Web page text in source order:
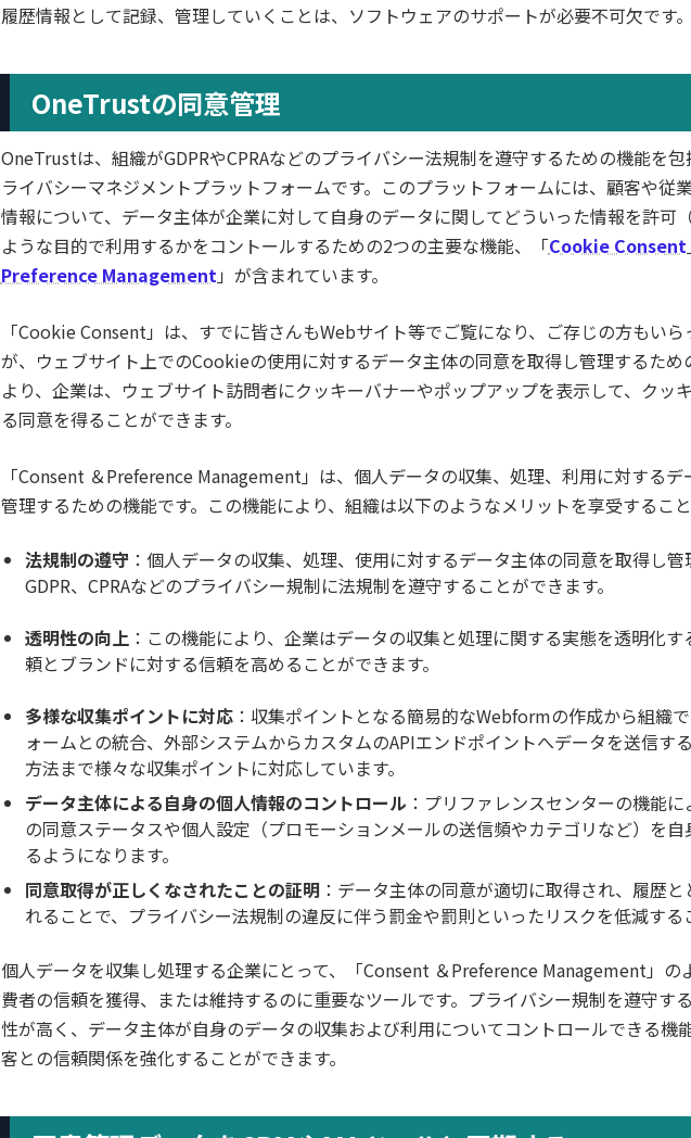
履歴情報として記録、管理していくことは、ソフトウェアのサポートが必要不可欠です。
OneTrustの同意管理
OneTrustは、組織がGDPRやCPRAなどのプライバシー法規制を遵守するための機能を
ライバシーマネジメントプラットフォームです。このプラットフォームには、顧客や従
情報について、データ主体が企業に対して自身のデータに関してどういった情報を許可
ような目的で利用するかをコントールするための2つの主要な機能、「Cookie Consent
Preference Management 」が含まれています。
「Cookie Consent」は、すでに皆さんもWebサイト等でご覧になり、ご存じの方もい
が、ウェブサイト上でのCookieの使用に対するデータ主体の同意を取得し管理するため
より、企業は、ウェブサイト訪問者にクッキーバナーやポップアップを表示して、クッ
る同意を得ることができます。
「Consent ＆Preference Management」は、個人データの収集、処理、利用に対する
管理するための機能です。この機能により、組織は以下のようなメリットを享受すること
法規制の遵守：個人データの収集、処理、使用に対するデータ主体の同意を取得し
GDPR、CPRAなどのプライバシー規制に法規制を遵守することができます。
透明性の向上 ：この機能により、企業はデータの収集と処理に関する実態を透明化
頼とブランドに対する信頼を高めることができます。
多様な収集ポイントに対応：収集ポイントとなる簡易的なWebformの作成から組織
ォームとの統合、外部システムからカスタムのAPIエンドポイントへデータを送信す
方法まで様々な収集ポイントに対応しています。
データ主体による自身の個人情報のコントロール ：プリファレンスセンターの機能
の同意ステータスや個人設定（プロモーションメールの送信頻やカテゴリなど）を
るようになります。
同意取得が正しくなされたことの証明 ：データ主体の同意が適切に取得され、履歴
れることで、プライバシー法規制の違反に伴う罰金や罰則といったリスクを低減する
個人データを収集し処理する企業にとって、「Consent ＆Preference Management」の
費者の信頼を獲得、または維持するのに重要なツールです。プライバシー規制を遵守す
性が高く、データ主体が自身のデータの収集および利用についてコントロールできる機
客との信頼関係を強化することができます。